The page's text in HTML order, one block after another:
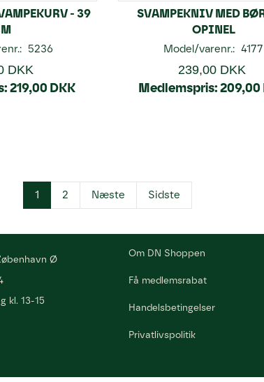
- 39
5236
DKK
219,00 DKK
SVAMPEKNIV MED
OPINEL
Model/varenr.: 4177
239,00 DKK
Medlemspris:209,00
1 2 Næste Sidste
Ø
kl. 13-15
Om DN Shoppen
Få medlemsrabat
Handelsbetingelser
Privatlivspolitik